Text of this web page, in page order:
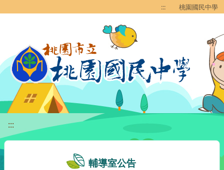
::: 桃園國民中學
:::
輔導室公告